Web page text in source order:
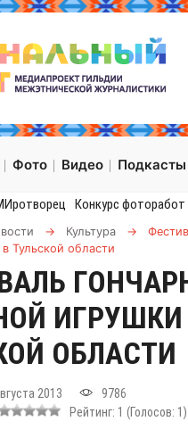
Фото Видео Подкасты
Конкурс фоторабот
→ Культура →
Тульской области
ОБЛАСТИ
2013
9786
Рейтинг: 1 (Голосов: 1 )